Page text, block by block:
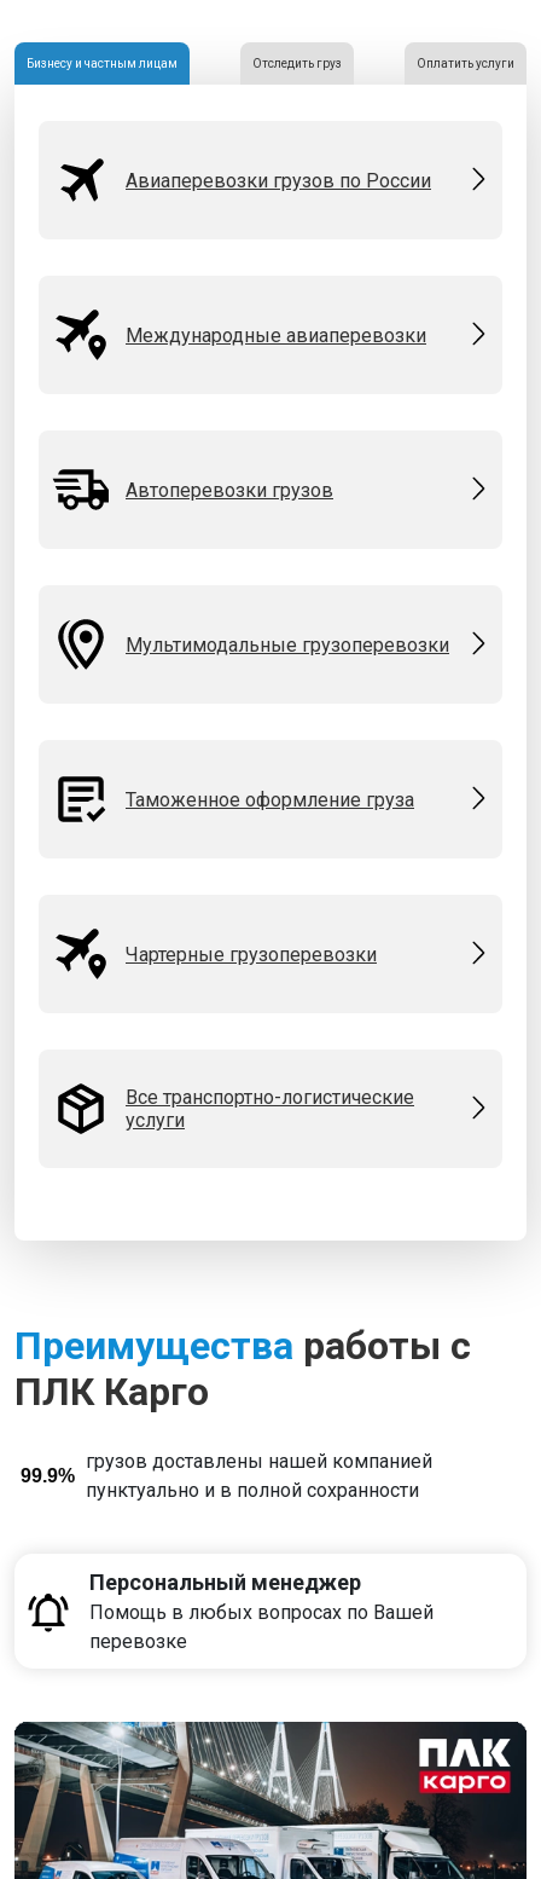
Бизнесу и частным лицам Отследить груз Оплатить услуги
Авиаперевозки грузов по России
Международные авиаперевозки
Автоперевозки грузов
Мультимодальные грузоперевозки
Таможенное оформление груза
Чартерные грузоперевозки
Все транспортно-логистические
услуги
Преимущества работы с
ПЛК Карго
99.9%
грузов доставлены нашей компанией
пунктуально и в полной сохранности
Персональный менеджер
Помощь в любых вопросах по Вашей
перевозке